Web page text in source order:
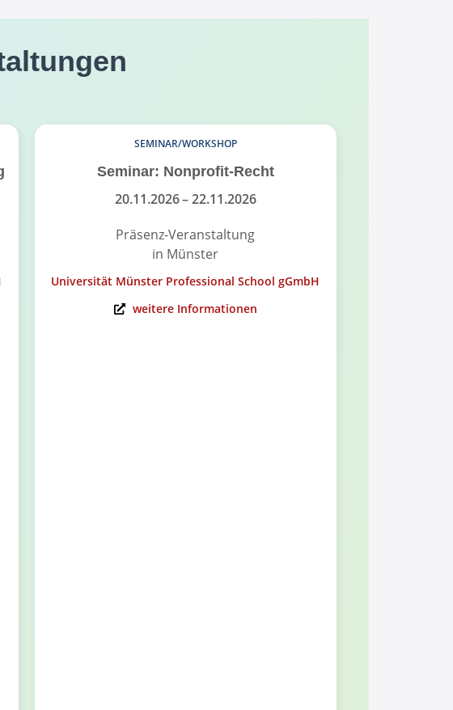
SEMINAR/WORKSHOP
Seminar: Nonprofit-Recht
20.11.2026– 22.11.2026
Präsenz-Veranstaltung
in Münster
Universität Münster Professional School gGmbH
weitere Informationen